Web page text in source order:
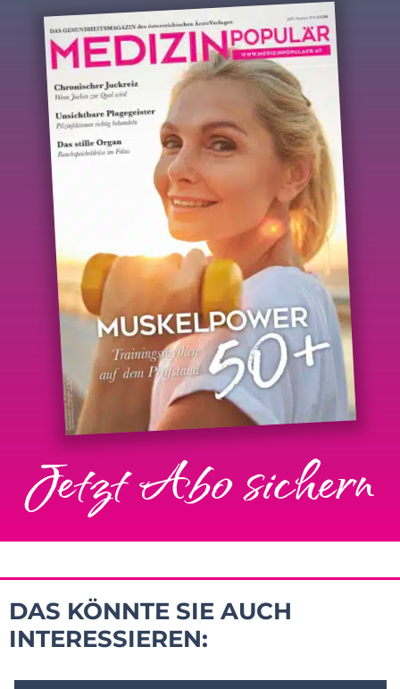
Jetzt Abo sichern
DAS KÖNNTE SIE AUCH
INTERESSIEREN: